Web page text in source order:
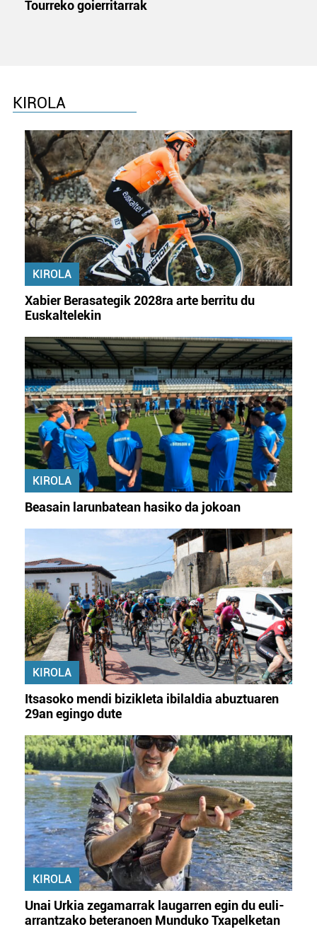
Tourreko goierritarrak
KIROLA
KIROLA
Xabier Berasategik 2028ra arte berritu du
Euskaltelekin
KIROLA
Beasain larunbatean hasiko da jokoan
KIROLA
Itsasoko mendi bizikleta ibilaldia abuztuaren
29an egingo dute
KIROLA
Unai Urkia zegamarrak laugarren egin du euli-
arrantzako beteranoen Munduko Txapelketan